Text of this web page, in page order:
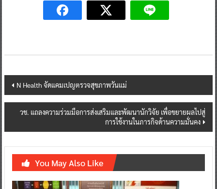
Post
navigation
N Health จัดแคมเปญตรวจสุขภาพวันแม่
วช. แถลงความร่วมมือการส่งเสริมและพัฒนานักวิจัย เพื่อขยายผลไปสู่
การใช้งานในภารกิจด้านความมั่นคง
You May Also Like